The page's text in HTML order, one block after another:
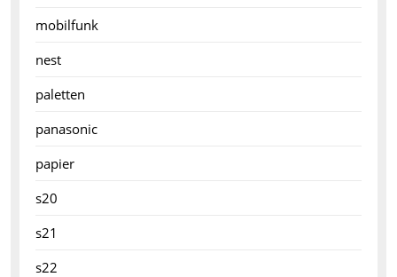
mobilfunk
nest
paletten
panasonic
papier
s20
s21
s22